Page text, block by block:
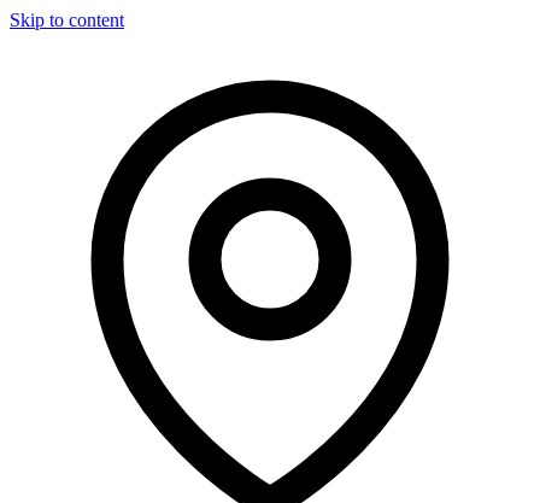
Skip to content